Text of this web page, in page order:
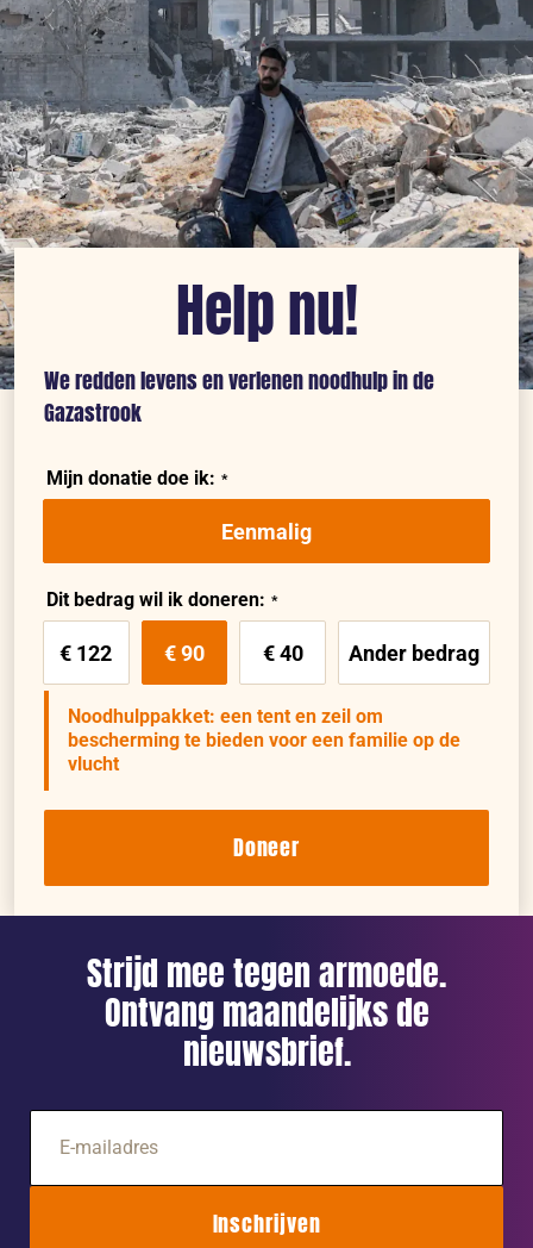
Help nu!
We redden levens en verlenen noodhulp in de
Gazastrook
Mijn donatie doe ik:
Eenmalig
Dit bedrag wil ik doneren:
€ 122 € 90 € 40 Ander bedrag
Noodhulppakket: een tent en zeil om
bescherming te bieden voor een familie op de
vlucht
Doneer
Strijd mee tegen armoede.
Ontvang maandelijks de
nieuwsbrief.
mailadres
Inschrijven